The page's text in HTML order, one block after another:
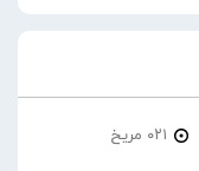
۰۲۱ مریخ